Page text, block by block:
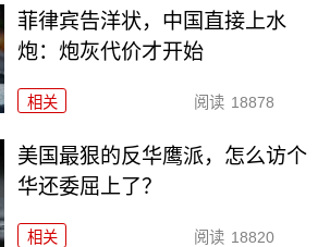
菲律宾告洋状，中国直接上水
炮：炮灰代价才开始
相关 阅读 18878
美国最狠的反华鹰派，怎么访个
华还委屈上了？
相关 阅读 18820